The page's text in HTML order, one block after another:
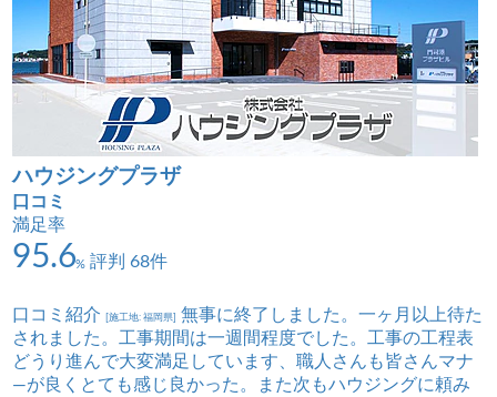
ハウジングプラザ
口コミ
満足率
95.6% 評判 68件
口コミ紹介 [施工地: 福岡県]
無事に終了しました。一ヶ月以上待た
されました。工事期間は一週間程度でした。工事の工程表
どうり進んで大変満足しています、職人さんも皆さんマナ
―が良くとても感じ良かった。また次もハウジングに頼み